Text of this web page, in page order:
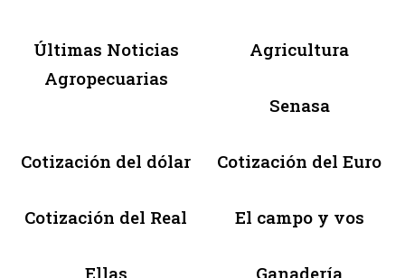
Últimas Noticias
Agropecuarias
Agricultura
Senasa
Cotización del dólar Cotización del Euro
Cotización del Real El campo y vos
Ellas Ganadería